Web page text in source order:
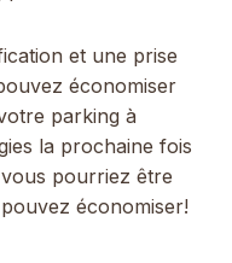
et une prise
économiser
parking à
la prochaine fois
pourriez être
économiser!